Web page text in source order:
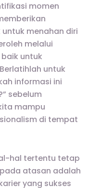
momen
menahan diri
melalui
untuk
untuk
informasi ini
sebelum
mampu
di tempat
hal tertentu tetap
atasan adalah
yang sukses